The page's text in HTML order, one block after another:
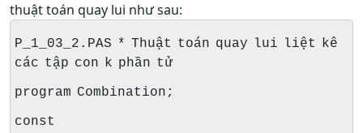
thuật toán quay lui như sau:
P_1_03_2.PAS * Thuật toán quay lui liệt kê
các tập con k phần tử
program Combination;
const